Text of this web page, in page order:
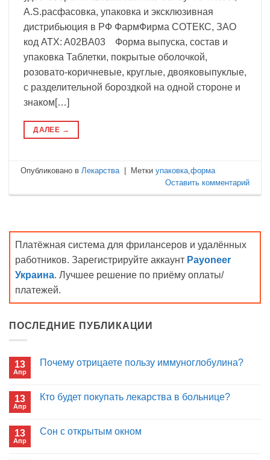
A.S.расфасовка, упаковка и эксклюзивная
дистрибьюция в РФ ФармФирма СОТЕКС, ЗАО
код ATX: A02BA03 Форма выпуска, состав и
упаковка Таблетки, покрытые оболочкой,
розовато-коричневые, круглые, двояковыпуклые,
с разделительной бороздкой на одной стороне и
знаком[…]
ДАЛЕЕ →
Опубликовано вЛекарства Меткиупаковка,форма
Оставить комментарий
Платёжная система для фрилансеров и удалённых
работников. Зарегистрируйте аккаунт Payoneer
Украина. Лучшее решение по приёму оплаты/
платежей.
ПОСЛЕДНИЕ ПУБЛИКАЦИИ
13
Апр
Почему отрицаете пользу иммуноглобулина?
Почему
13
Апр
Кто будет покупать лекарства в больнице?
Кто
13
Апр
Сон с открытым окном